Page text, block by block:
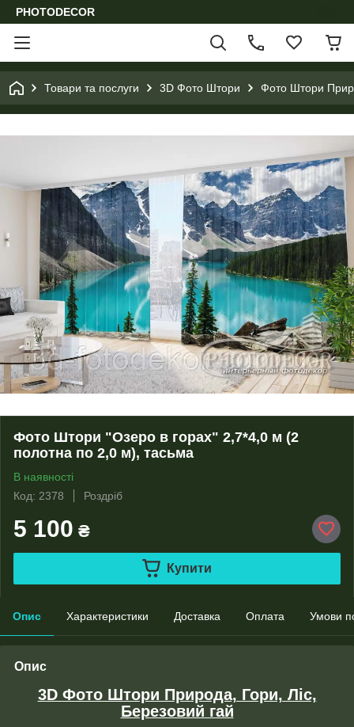
PHOTODECOR
Товари та послуги 3D Фото Штори Фото Штори
Фото Штори "Озеро в горах" 2,7*4,0 м (2
полотна по 2,0 м), тасьма
В наявності
Код: 2378
Роздріб
5 100 ₴
Купити
Опис Характеристики Доставка Оплата Умови
Опис
3D Фото Штори Природа, Гори, Ліс,
Березовий гай